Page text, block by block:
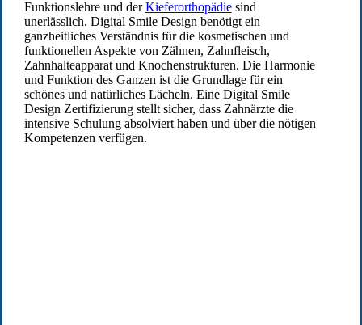
Funktionslehre und derKieferorthopädiesind
unerlässlich. Digital Smile Design benötigt ein
ganzheitliches Verständnis für die kosmetischen und
funktionellen Aspekte von Zähnen, Zahnfleisch,
Zahnhalteapparat und Knochenstrukturen. Die Harmonie
und Funktion des Ganzen ist die Grundlage für ein
schönes und natürliches Lächeln. Eine Digital Smile
Design Zertifizierung stellt sicher, dass Zahnärzte die
intensive Schulung absolviert haben und über die nötigen
Kompetenzen verfügen.